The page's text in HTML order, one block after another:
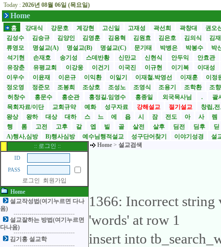
Today : 2026년 08월 06일 (목요일)
Home
홈 강대식 강문호 계강현 고신일 고재성 곽선희 곽창대
권오
김성수
김승규 김양인 김영훈 김용혁 김원효 김은호 김의식
김
류영모
명설교(A) 명설교(B) 명설교(C) 문기태 박병은 박봉수
박
석기현
손재호 송기성 스데반황 신만교 신현식 안두익
안효관
유장춘
유평교회 이강웅 이건기 이국진 이규현 이기복
이대성
이우수
이윤재 이은규 이익환 이일기 이재철.박영선 이재훈
이정
정오영
정준모 조봉희 조상호 조성노 조영식 조용기 조학환
조
허창수
홍문수 홍순관 홍정길.임영수 홍종일 외국목사님 .
괄
목회자료/이단
교회규약 예화 성구자료 강해설교 절기설교
창립,
왕상
왕하 대상 대하 스 느 에 욥 시 잠 전도 아 사
렘
행
롬 고전 고후 갈 엡 빌 골 살전 살후 딤전 딤후
딛
A)행사,심방
B)행사심방 예수님행적설교 성구단어찾기 이야기성경
설
:: 로그인 ::
ID
PASS
로그인
회원가입
Home
설교작성법(여기누르면 다나
옴)
설교잘하는 방법(여기누르면
다나옴)
김기홍 설교학
Home > 설교검색
1366: Incorrect
'words' at row 1
insert into